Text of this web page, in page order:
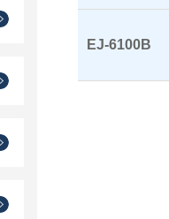
EJ-6100B